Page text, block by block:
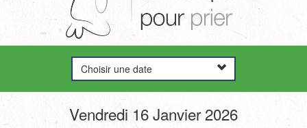
Choisir une date
Vendredi 16 Janvier 2026